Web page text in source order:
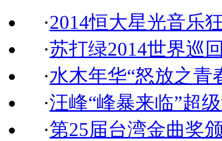
·2014恒大星光音乐
·苏打绿2014世界巡
·水木年华“怒放之青
·汪峰“峰暴来临”超
·第25届台湾金曲奖